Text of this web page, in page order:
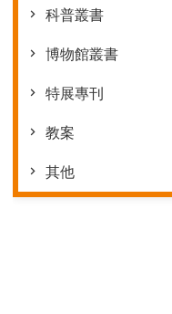
科普叢書
博物館叢書
特展專刊
教案
其他